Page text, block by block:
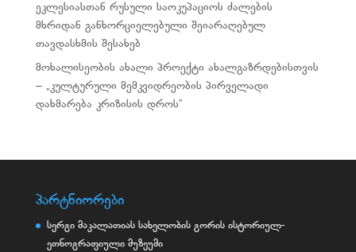
ეკლესიასთან რუსული საოკუპაციოს ძალების
მხრიდან განხორციელებული შეიარაღებულ
თავდასხმის შესახებ
მოხალისეობის ახალი პროექტი ახალგაზრდებისთვის
– „კულტურული მემკვიდრეობის პირველადი
დახმარება კრიზისის დროს”
პარტნიორები
სერგი მაკალათიას სახელობის გორის ისტორიულ-
ეთნოგრაფიული მუზეუმი